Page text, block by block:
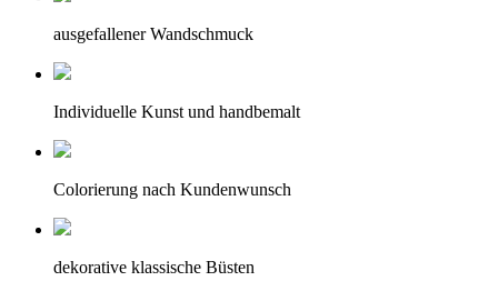
ausgefallener Wandschmuck
Individuelle Kunst und handbemalt
Colorierung nach Kundenwunsch
dekorative klassische Büsten